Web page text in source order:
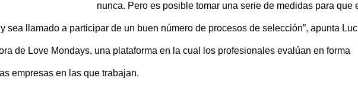
nunca. Pero es posible tomar una serie de medidas para que
sea llamado a participar de un buen número de procesos de selección”, apunta
de Love Mondays, una plataforma en la cual los profesionales evalúan en forma
empresas en las que trabajan.